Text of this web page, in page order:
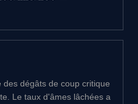
des dégâts de coup critique
Le taux d'âmes lâchées a